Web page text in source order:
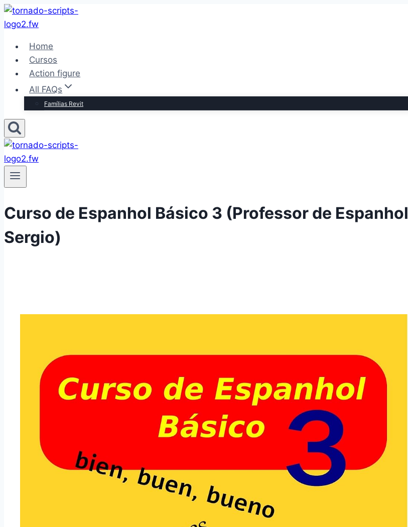
Pular
para
Conteúdo
Home
Cursos
Action figure
All FAQs
Famílias Revit
Curso de Espanhol Básico 3 (Professor de Espanhol
Sergio)